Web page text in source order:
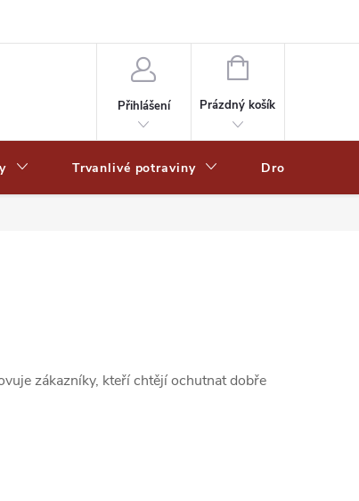
Přihlášení
NÁKUPNÍ
Prázdný košík
Trvanlivé potraviny Drogerie
zákazníky, kteří chtějí ochutnat dobře